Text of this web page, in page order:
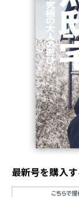
最新号を購入す